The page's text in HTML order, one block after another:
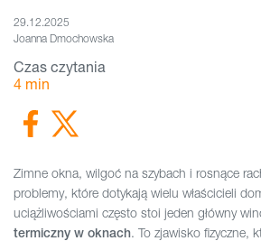
Zimne okna, wilgoć na szybach i rosnące
problemy, które dotykają wielu właścicieli
uciążliwościami często stoi jeden główny
termiczny w oknach. To zjawisko fizyczne,
29.12.2025
Joanna Dmochowska
Czas czytania
4 min